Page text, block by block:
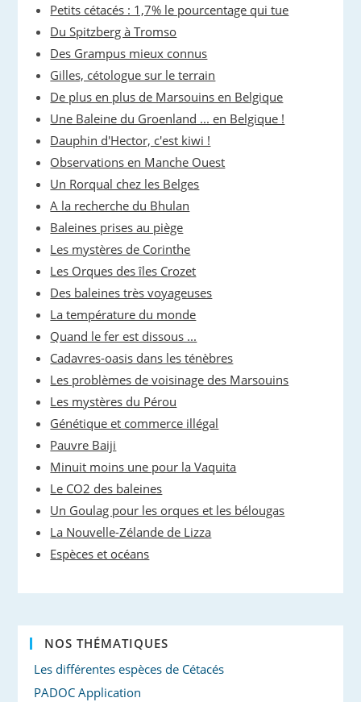
Petits cétacés : 1,7% le pourcentage qui tue
Du Spitzberg à Tromso
Des Grampus mieux connus
Gilles, cétologue sur le terrain
De plus en plus de Marsouins en Belgique
Une Baleine du Groenland ... en Belgique !
Dauphin d'Hector, c'est kiwi !
Observations en Manche Ouest
Un Rorqual chez les Belges
A la recherche du Bhulan
Baleines prises au piège
Les mystères de Corinthe
Les Orques des îles Crozet
Des baleines très voyageuses
La température du monde
Quand le fer est dissous ...
Cadavres-oasis dans les ténèbres
Les problèmes de voisinage des Marsouins
Les mystères du Pérou
Génétique et commerce illégal
Pauvre Baiji
Minuit moins une pour la Vaquita
Le CO2 des baleines
Un Goulag pour les orques et les bélougas
La Nouvelle-Zélande de Lizza
Espèces et océans
NOS THÉMATIQUES
Les différentes espèces de Cétacés
PADOC Application